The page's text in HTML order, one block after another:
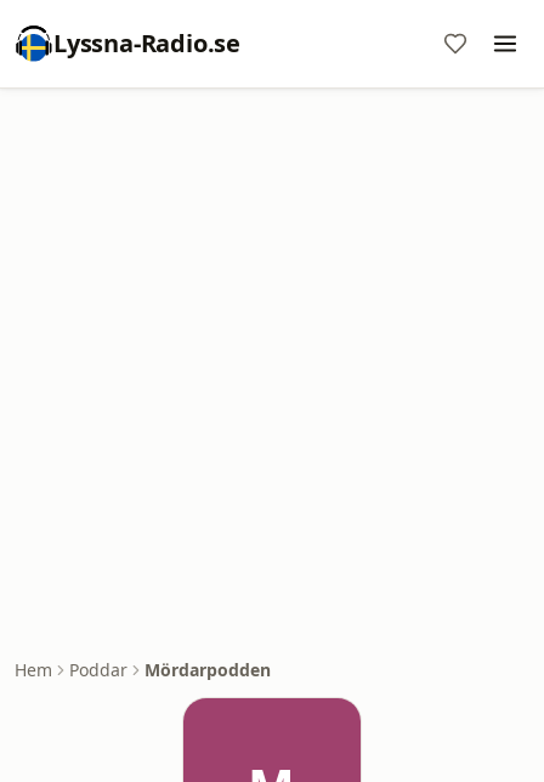
Lyssna-Radio.se
Hem Poddar Mördarpodden